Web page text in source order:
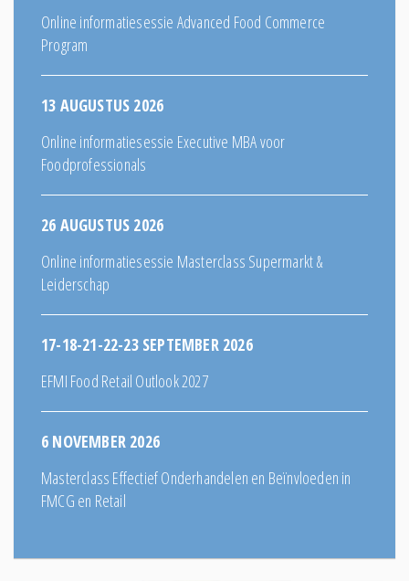
Online informatiesessie Advanced Food Commerce
Program
13 AUGUSTUS 2026
Online informatiesessie Executive MBA voor
Foodprofessionals
26 AUGUSTUS 2026
Online informatiesessie Masterclass Supermarkt &
Leiderschap
17-18-21-22-23 SEPTEMBER 2026
EFMI Food Retail Outlook 2027
6 NOVEMBER 2026
Masterclass Effectief Onderhandelen en Beïnvloeden in
FMCG en Retail